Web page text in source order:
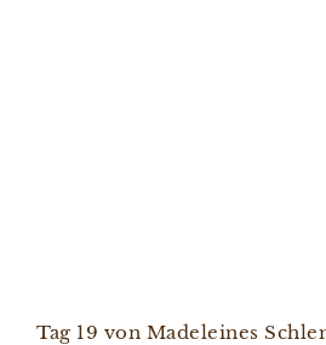
Tag 19 von Madeleines